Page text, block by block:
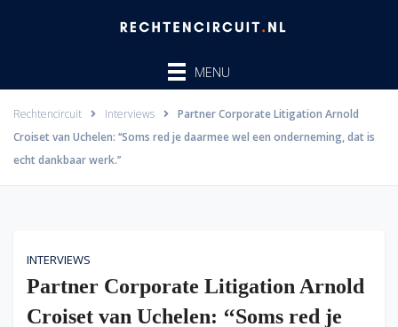
MENU
Rechtencircuit Interviews
Partner Corporate Litigation Arnold
Croiset van Uchelen: ‘‘Soms red je daarmee wel een onderneming, dat is
echt dankbaar werk.’’
INTERVIEWS
Partner Corporate Litigation Arnold
Croiset van Uchelen: ‘‘Soms red je